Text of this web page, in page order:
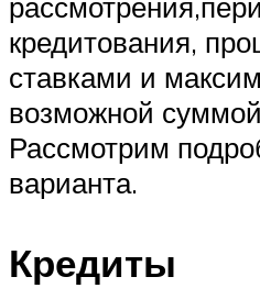
кредитования,
ставками и
возможной
Рассмотрим
варианта.
Кредиты